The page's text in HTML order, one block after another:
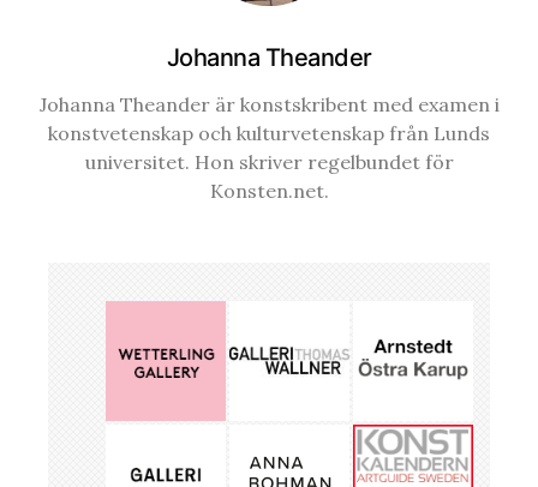
Johanna Theander
Johanna Theander är konstskribent med examen i
konstvetenskap och kulturvetenskap från Lunds
universitet. Hon skriver regelbundet för
Konsten.net.